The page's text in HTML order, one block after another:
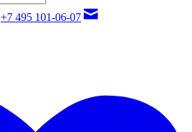
+7 495 101-06-07